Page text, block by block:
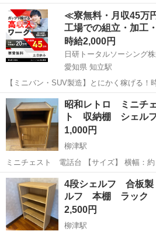
目に記載 ■サイズ・仕様 サイズ：幅60×奥行40×高さ120 (cm) 幅60×奥
行40×高さ 60...
岐阜 土岐市 土岐市駅 収納家具
≪寮無料・月収45万
工場での組立・加工
時給2,000円
日研トータルソーシング
愛知県 知立駅
【ミニバン・SUV製造】とにかく稼げる！
20万円支給！／寮費無料＆生活備品付き／
あり◎ ミニバン・SUV製造 トヨタ車体各工場でのミニバン・SUV新
車製造に関わる諸作...
愛知 刈谷市 知立駅
昭和レトロ ミニチ
ト 収納棚 シェ
1,000円
柳津駅
ミニチェスト 電話台 【サイズ】 横幅：約 28.5cm 奥行：約 29cm 高
さ：約 44cm キズやヨゴレは少なめだと思います 扉の開閉には問題あ
りません
岐阜 岐阜市 柳津駅 収納家具
4段シェルフ 合板
ルフ 本棚 ラック
2,500円
柳津駅